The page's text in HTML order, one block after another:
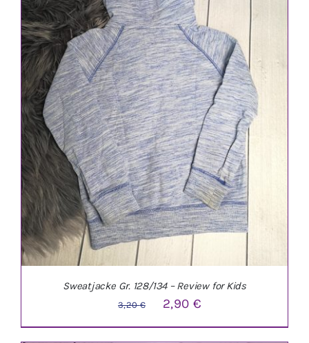
IN DEN WARENKORB / DETAILS
Sweatjacke Gr. 128/134 – Review for Kids
3,20€
Ursprünglicher
Preis
2,90 €Aktueller
Preis